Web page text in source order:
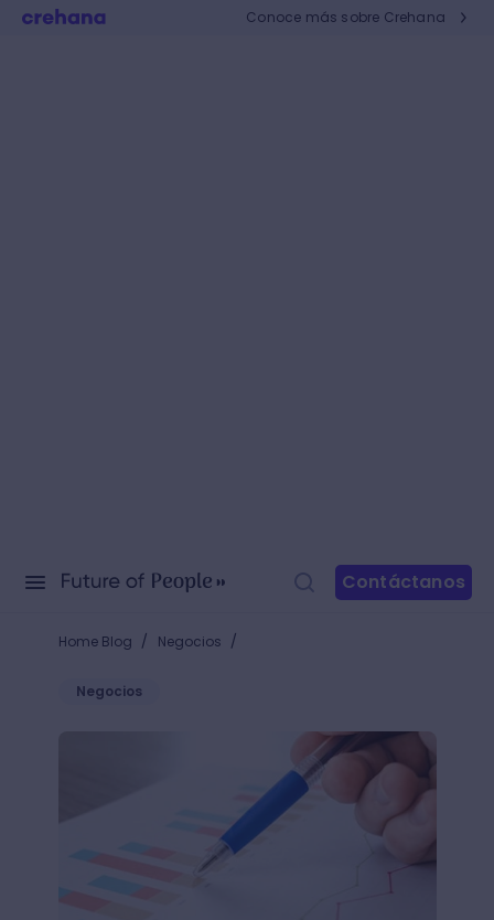
Conoce más sobre Crehana
Contáctanos
Home Blog / Negocios /
Negocios
¿Qué es un Diseño Experimental?: ¡Potencia tus